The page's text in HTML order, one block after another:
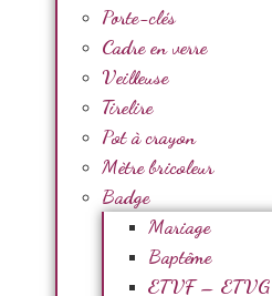
Porte-clés
Cadre en verre
Veilleuse
Tirelire
Pot à crayon
Mètre bricoleur
Badge
Mariage
Baptême
ETVF – ETVG